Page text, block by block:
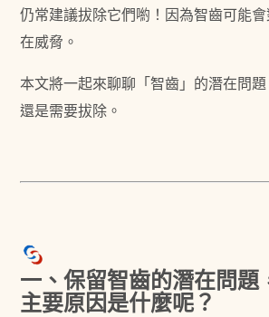
仍常建議拔除它們喲！ 因為智齒可能
在威脅。
本文將一起來聊聊「智齒」的潛在問
還是需要拔除。
一、保留智齒的潛在問題
主要原因是什麼呢？